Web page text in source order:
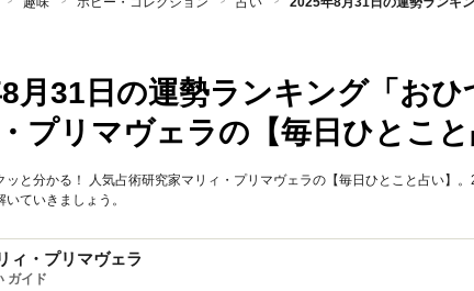
月31日の運勢ランキング「おひ
プリマヴェラの【毎日ひとこと
ッと分かる！ 人気占術研究家マリィ・プリマヴェラの【毎日ひとこと占い】
ていきましょう。
ィ・プリマヴェラ
ガイド